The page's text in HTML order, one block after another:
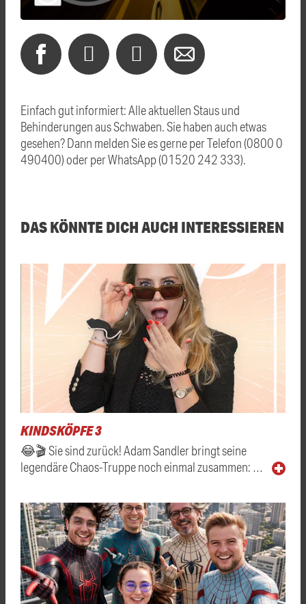
Einfach gut informiert: Alle aktuellen Staus und
Behinderungen aus Schwaben. Sie haben auch etwas
gesehen? Dann melden Sie es gerne per Telefon (0800 0
490400) oder per WhatsApp (01520 242 333).
DAS KÖNNTE DICH AUCH INTERESSIEREN
KINDSKÖPFE 3
😂🎬 Sie sind zurück! Adam Sandler bringt seine
legendäre Chaos-Truppe noch einmal zusammen: …